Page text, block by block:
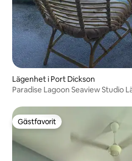
Lägenhet i Port Dickson
Paradise Lagoon Seaview Studio
Gästfavorit
Gästfavorit